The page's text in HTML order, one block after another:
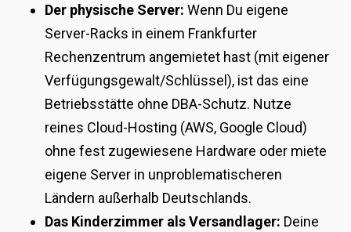
Der physische Server: Wenn Du eigene
Server-Racks in einem Frankfurter
Rechenzentrum angemietet hast (mit eigener
Verfügungsgewalt/Schlüssel), ist das eine
Betriebsstätte ohne DBA-Schutz. Nutze
reines Cloud-Hosting (AWS, Google Cloud)
ohne fest zugewiesene Hardware oder miete
eigene Server in unproblematischeren
Ländern außerhalb Deutschlands.
Das Kinderzimmer als Versandlager: Deine